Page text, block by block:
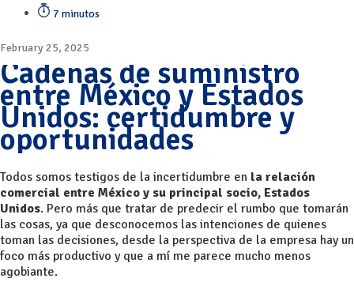
7 minutos
February 25, 2025
Cadenas de suministro
entre México y Estados
Unidos: certidumbre y
oportunidades
Todos somos testigos de la incertidumbre en la relación
comercial entre México y su principal socio, Estados
Unidos. Pero más que tratar de predecir el rumbo que tomarán
las cosas, ya que desconocemos las intenciones de quienes
toman las decisiones, desde la perspectiva de la empresa hay un
foco más productivo y que a mí me parece mucho menos
agobiante.